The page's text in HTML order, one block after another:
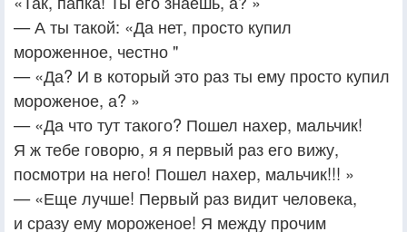
— А ты такой: «Да нет, просто купил
мороженное, честно "
— «Да? И в который это раз ты ему просто купил
мороженое, а? »
— «Да что тут такого? Пошел нахер, мальчик!
Я ж тебе говорю, я я первый раз его вижу,
посмотри на него! Пошел нахер, мальчик!!! »
— «Еще лучше! Первый раз видит человека,
и сразу ему мороженое! Я между прочим